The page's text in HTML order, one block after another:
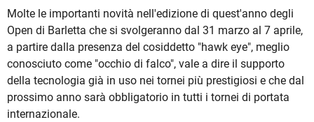
Molte le importanti novità nell'edizione di quest'anno degli
Open di Barletta che si svolgeranno dal 31 marzo al 7 aprile,
a partire dalla presenza del cosiddetto "hawk eye", meglio
conosciuto come "occhio di falco", vale a dire il supporto
della tecnologia già in uso nei tornei più prestigiosi e che dal
prossimo anno sarà obbligatorio in tutti i tornei di portata
internazionale.